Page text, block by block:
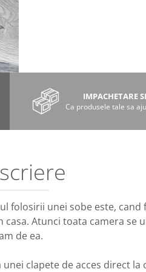
IMPACHETARE
Ca produsele tale sa
folosirii unei sobe este, cand
Atunci toata camera se
de ea.
clapete de acces direct la